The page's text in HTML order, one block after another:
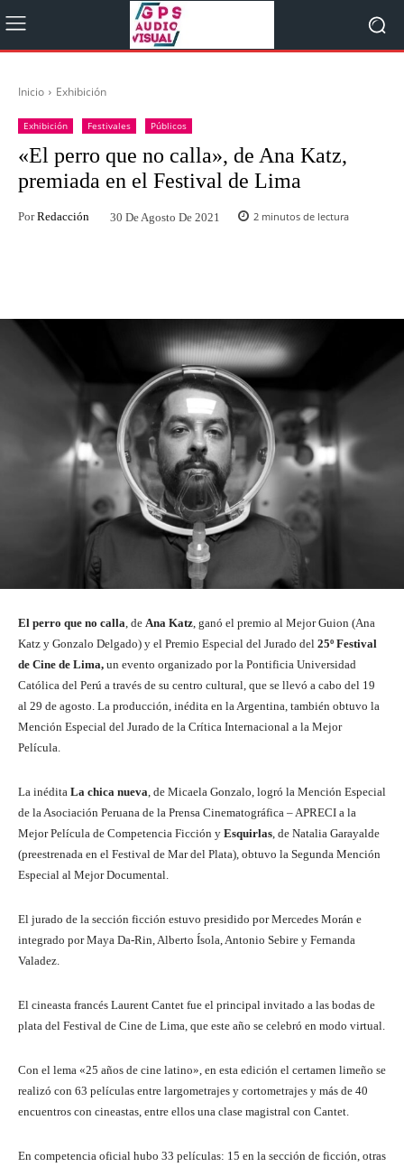
Inicio Exhibición
Exhibición Festivales Públicos
«El perro que no calla», de Ana Katz,
premiada en el Festival de Lima
Por Redacción 30 De Agosto De 2021 2 minutos de lectura
El perro que no calla , de Ana Katz , ganó el premio al Mejor Guion (Ana
Katz y Gonzalo Delgado) y el Premio Especial del Jurado del 25º Festival
de Cine de Lima, un evento organizado por la Pontificia Universidad
Católica del Perú a través de su centro cultural, que se llevó a cabo del 19
al 29 de agosto. La producción, inédita en la Argentina, también obtuvo la
Mención Especial del Jurado de la Crítica Internacional a la Mejor
Película.
La inédita La chica nueva , de Micaela Gonzalo, logró la Mención Especial
de la Asociación Peruana de la Prensa Cinematográfica – APRECI a la
Mejor Película de Competencia Ficción y Esquirlas , de Natalia Garayalde
(preestrenada en el Festival de Mar del Plata), obtuvo la Segunda Mención
Especial al Mejor Documental.
El jurado de la sección ficción estuvo presidido por Mercedes Morán e
integrado por Maya Da-Rin, Alberto Ísola, Antonio Sebire y Fernanda
Valadez.
El cineasta francés Laurent Cantet fue el principal invitado a las bodas de
plata del Festival de Cine de Lima, que este año se celebró en modo virtual.
Con el lema «25 años de cine latino», en esta edición el certamen limeño se
realizó con 63 películas entre largometrajes y cortometrajes y más de 40
encuentros con cineastas, entre ellos una clase magistral con Cantet.
En competencia oficial hubo 33 películas: 15 en la sección de ficción, otras